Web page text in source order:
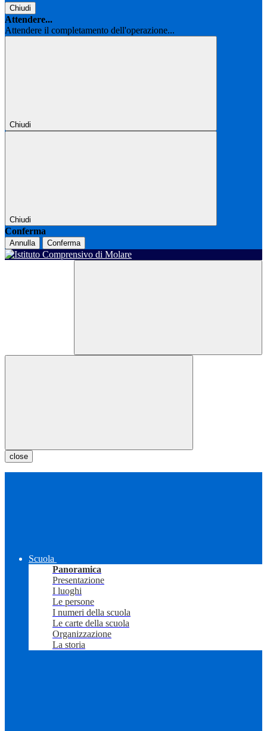
Chiudi
Attendere...
Attendere il completamento dell'operazione...
Chiudi
Chiudi
Conferma
Annulla Conferma
close
Scuola
Panoramica
Presentazione
I luoghi
Le persone
I numeri della scuola
Le carte della scuola
Organizzazione
La storia